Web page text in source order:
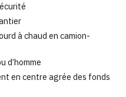
à chaud en camion-
d’homme
en centre agrée des fonds